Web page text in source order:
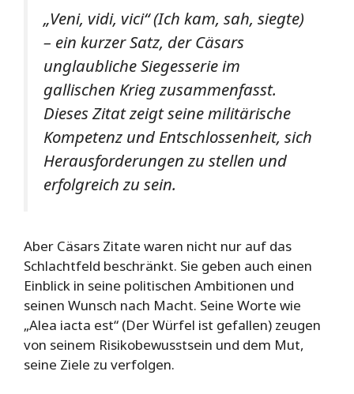
„Veni, vidi, vici“ (Ich kam, sah, siegte)
– ein kurzer Satz, der Cäsars
unglaubliche Siegesserie im
gallischen Krieg zusammenfasst.
Dieses Zitat zeigt seine militärische
Kompetenz und Entschlossenheit, sich
Herausforderungen zu stellen und
erfolgreich zu sein.
Aber Cäsars Zitate waren nicht nur auf das
Schlachtfeld beschränkt. Sie geben auch einen
Einblick in seine politischen Ambitionen und
seinen Wunsch nach Macht. Seine Worte wie
„Alea iacta est“ (Der Würfel ist gefallen) zeugen
von seinem Risikobewusstsein und dem Mut,
seine Ziele zu verfolgen.